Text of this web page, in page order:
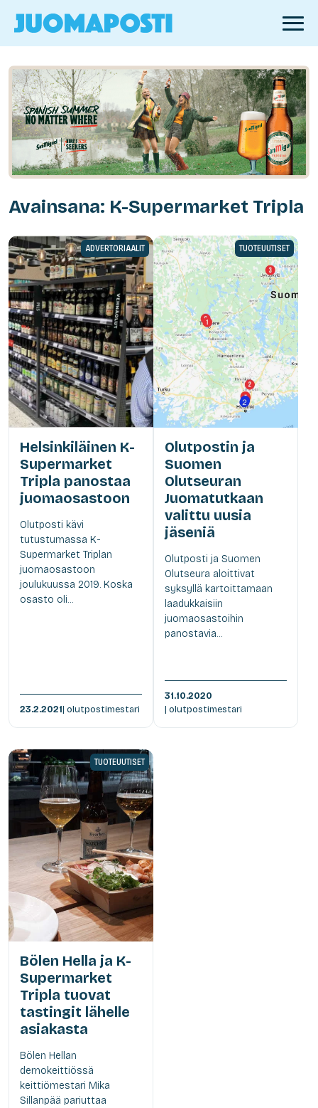
Avainsana: K-Supermarket Tripla
ADVERTORIAALIT
Helsinkiläinen K-
Supermarket
Tripla panostaa
juomaosastoon
Olutposti kävi
tutustumassa K-
Supermarket Triplan
juomaosastoon
joulukuussa 2019. Koska
osasto oli...
23.2.2021| olutpostimestari
TUOTEUUTISET
Olutpostin ja
Suomen
Olutseuran
Juomatutkaan
valittu uusia
jäseniä
Olutposti ja Suomen
Olutseura aloittivat
syksyllä kartoittamaan
laadukkaisiin
juomaosastoihin
panostavia...
31.10.2020
| olutpostimestari
TUOTEUUTISET
Bölen Hella ja K-
Supermarket
Tripla tuovat
tastingit lähelle
asiakasta
Bölen Hellan
demokeittiössä
keittiömestari Mika
Sillanpää pariuttaa